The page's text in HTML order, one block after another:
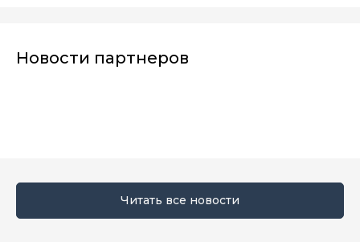
Новости партнеров
Читать все новости